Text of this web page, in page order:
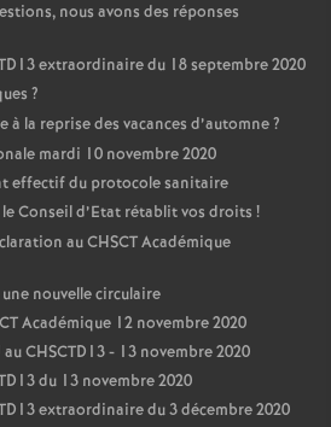
nous avons des réponses
extraordinaire du 18 septembre 2020
?
la reprise des vacances d’automne?
mardi 10 novembre 2020
effectif du protocole sanitaire
Conseil d’Etat rétablit vos droits !
au CHSCT Académique
nouvelle circulaire
Académique 12 novembre 2020
au CHSCTD13 - 13 novembre 2020
du 13 novembre 2020
extraordinaire du 3 décembre 2020